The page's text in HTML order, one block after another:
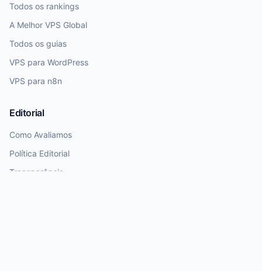
Todos os rankings
A Melhor VPS Global
Todos os guias
VPS para WordPress
VPS para n8n
Editorial
Como Avaliamos
Política Editorial
Transparência